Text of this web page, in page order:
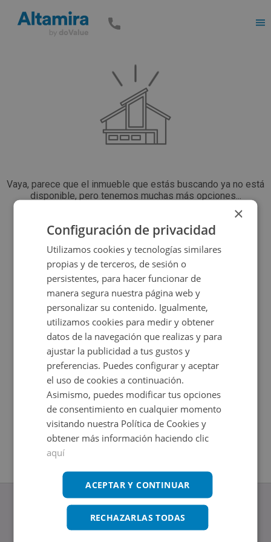
Vaya, parece que el inmueble que estás buscando ya no está
disponible, pero tenemos muchas más opciones...
Volver a buscar
Nave Industrial en venta en CL HUELGA 2
Impuestos no incluidos
×
Configuración de privacidad
Utilizamos cookies y tecnologías similares
propias y de terceros, de sesión o
persistentes, para hacer funcionar de
manera segura nuestra página web y
personalizar su contenido. Igualmente,
utilizamos cookies para medir y obtener
datos de la navegación que realizas y para
ajustar la publicidad a tus gustos y
preferencias. Puedes configurar y aceptar
el uso de cookies a continuación.
Asimismo, puedes modificar tus opciones
de consentimiento en cualquier momento
visitando nuestra Política de Cookies y
obtener más información haciendo clic
aquí
ACEPTAR Y CONTINUAR
RECHAZARLAS TODAS